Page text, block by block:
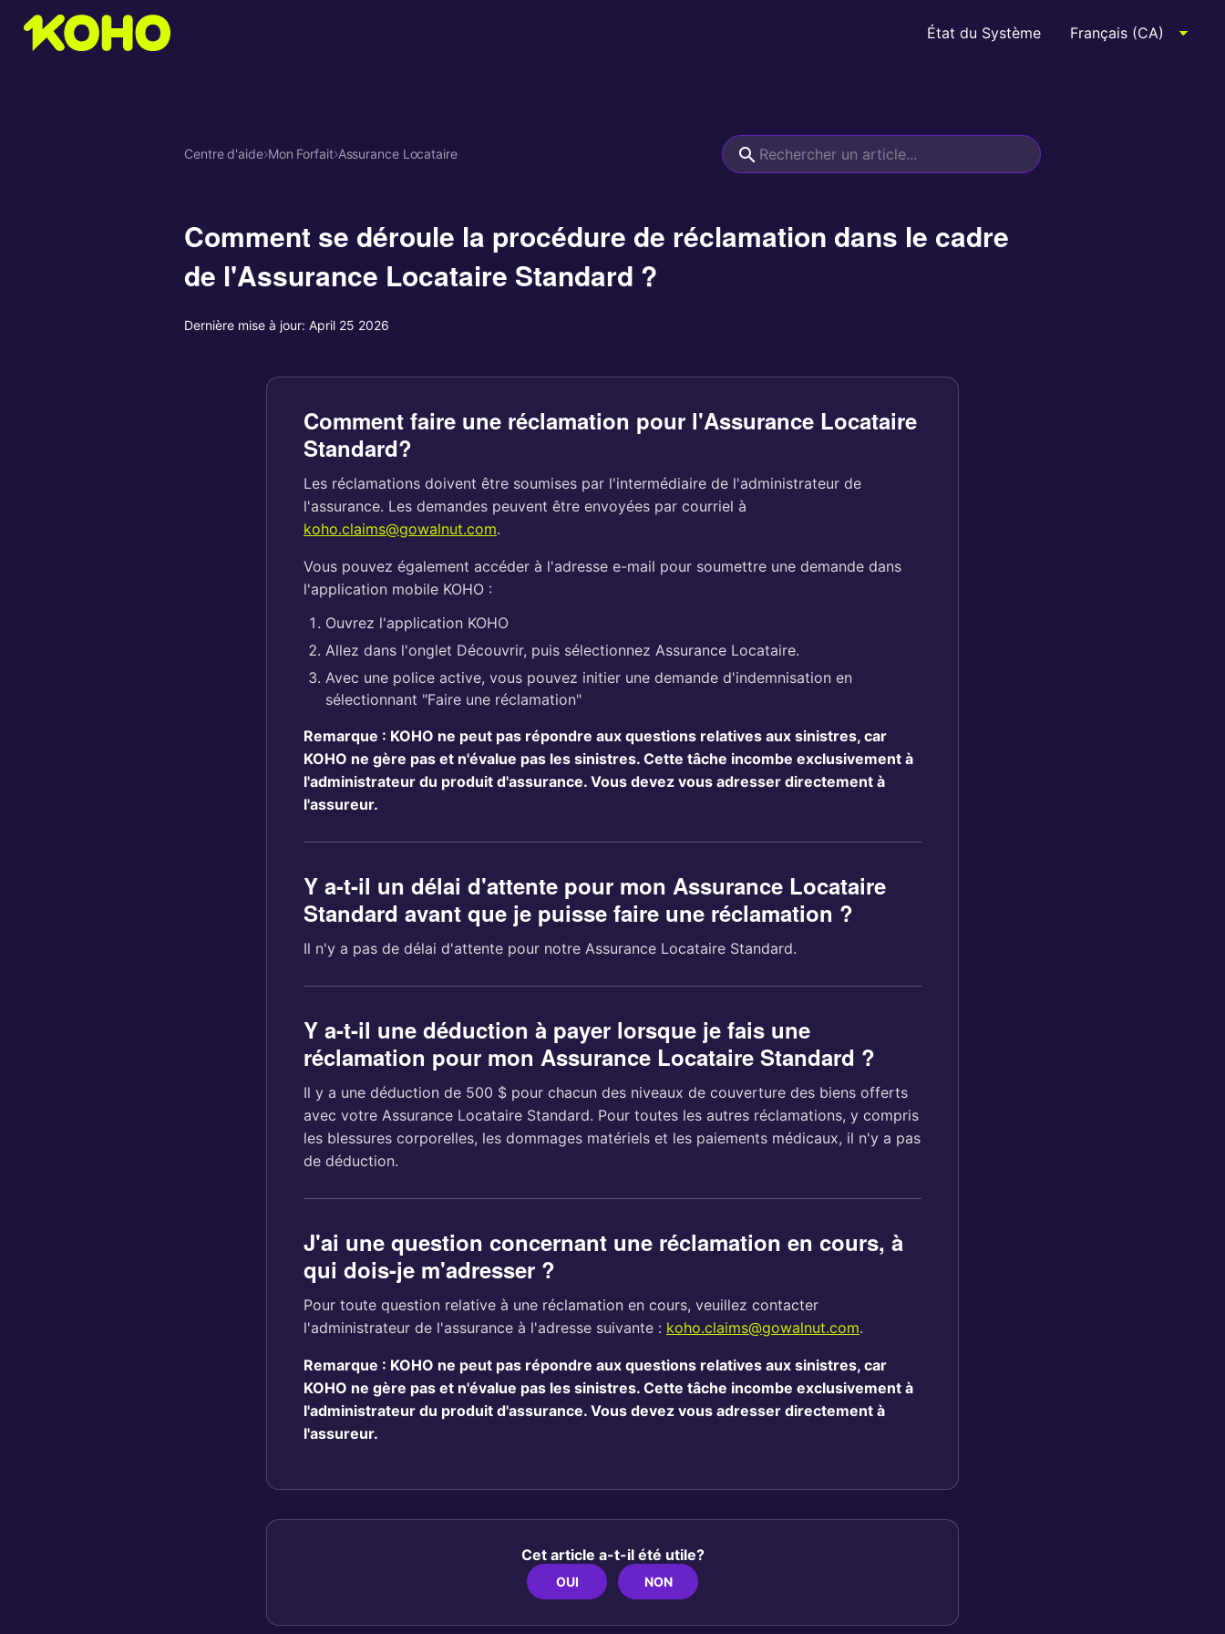
État du Système
Centre d'aide›Mon Forfait›Assurance Locataire
Comment se déroule la procédure de réclamation dans le cadre
de l'Assurance Locataire Standard ?
Dernière mise à jour: April 25 2026
Comment faire une réclamation pour l'Assurance Locataire
Standard?
Les réclamations doivent être soumises par l'intermédiaire de l'administrateur de
l'assurance. Les demandes peuvent être envoyées par courriel à
koho.claims@gowalnut.com.
Vous pouvez également accéder à l'adresse e-mail pour soumettre une demande dans
l'application mobile KOHO :
Ouvrez l'application KOHO
Allez dans l'onglet Découvrir, puis sélectionnez Assurance Locataire.
Avec une police active, vous pouvez initier une demande d'indemnisation en
sélectionnant "Faire une réclamation"
Remarque : KOHO ne peut pas répondre aux questions relatives aux sinistres, car
KOHO ne gère pas et n'évalue pas les sinistres. Cette tâche incombe exclusivement à
l'administrateur du produit d'assurance. Vous devez vous adresser directement à
l'assureur.
Y a-t-il un délai d'attente pour mon Assurance Locataire
Standard avant que je puisse faire une réclamation ?
Il n'y a pas de délai d'attente pour notre Assurance Locataire Standard.
Y a-t-il une déduction à payer lorsque je fais une
réclamation pour mon Assurance Locataire Standard ?
Il y a une déduction de 500 $ pour chacun des niveaux de couverture des biens offerts
avec votre Assurance Locataire Standard. Pour toutes les autres réclamations, y compris
les blessures corporelles, les dommages matériels et les paiements médicaux, il n'y a pas
de déduction.
J'ai une question concernant une réclamation en cours, à
qui dois-je m'adresser ?
Pour toute question relative à une réclamation en cours, veuillez contacter
l'administrateur de l'assurance à l'adresse suivante : koho.claims@gowalnut.com.
Remarque : KOHO ne peut pas répondre aux questions relatives aux sinistres, car
KOHO ne gère pas et n'évalue pas les sinistres. Cette tâche incombe exclusivement à
l'administrateur du produit d'assurance. Vous devez vous adresser directement à
l'assureur.
Cet article a-t-il été utile?
OUI NON